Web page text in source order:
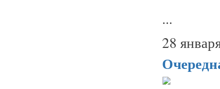
...
28